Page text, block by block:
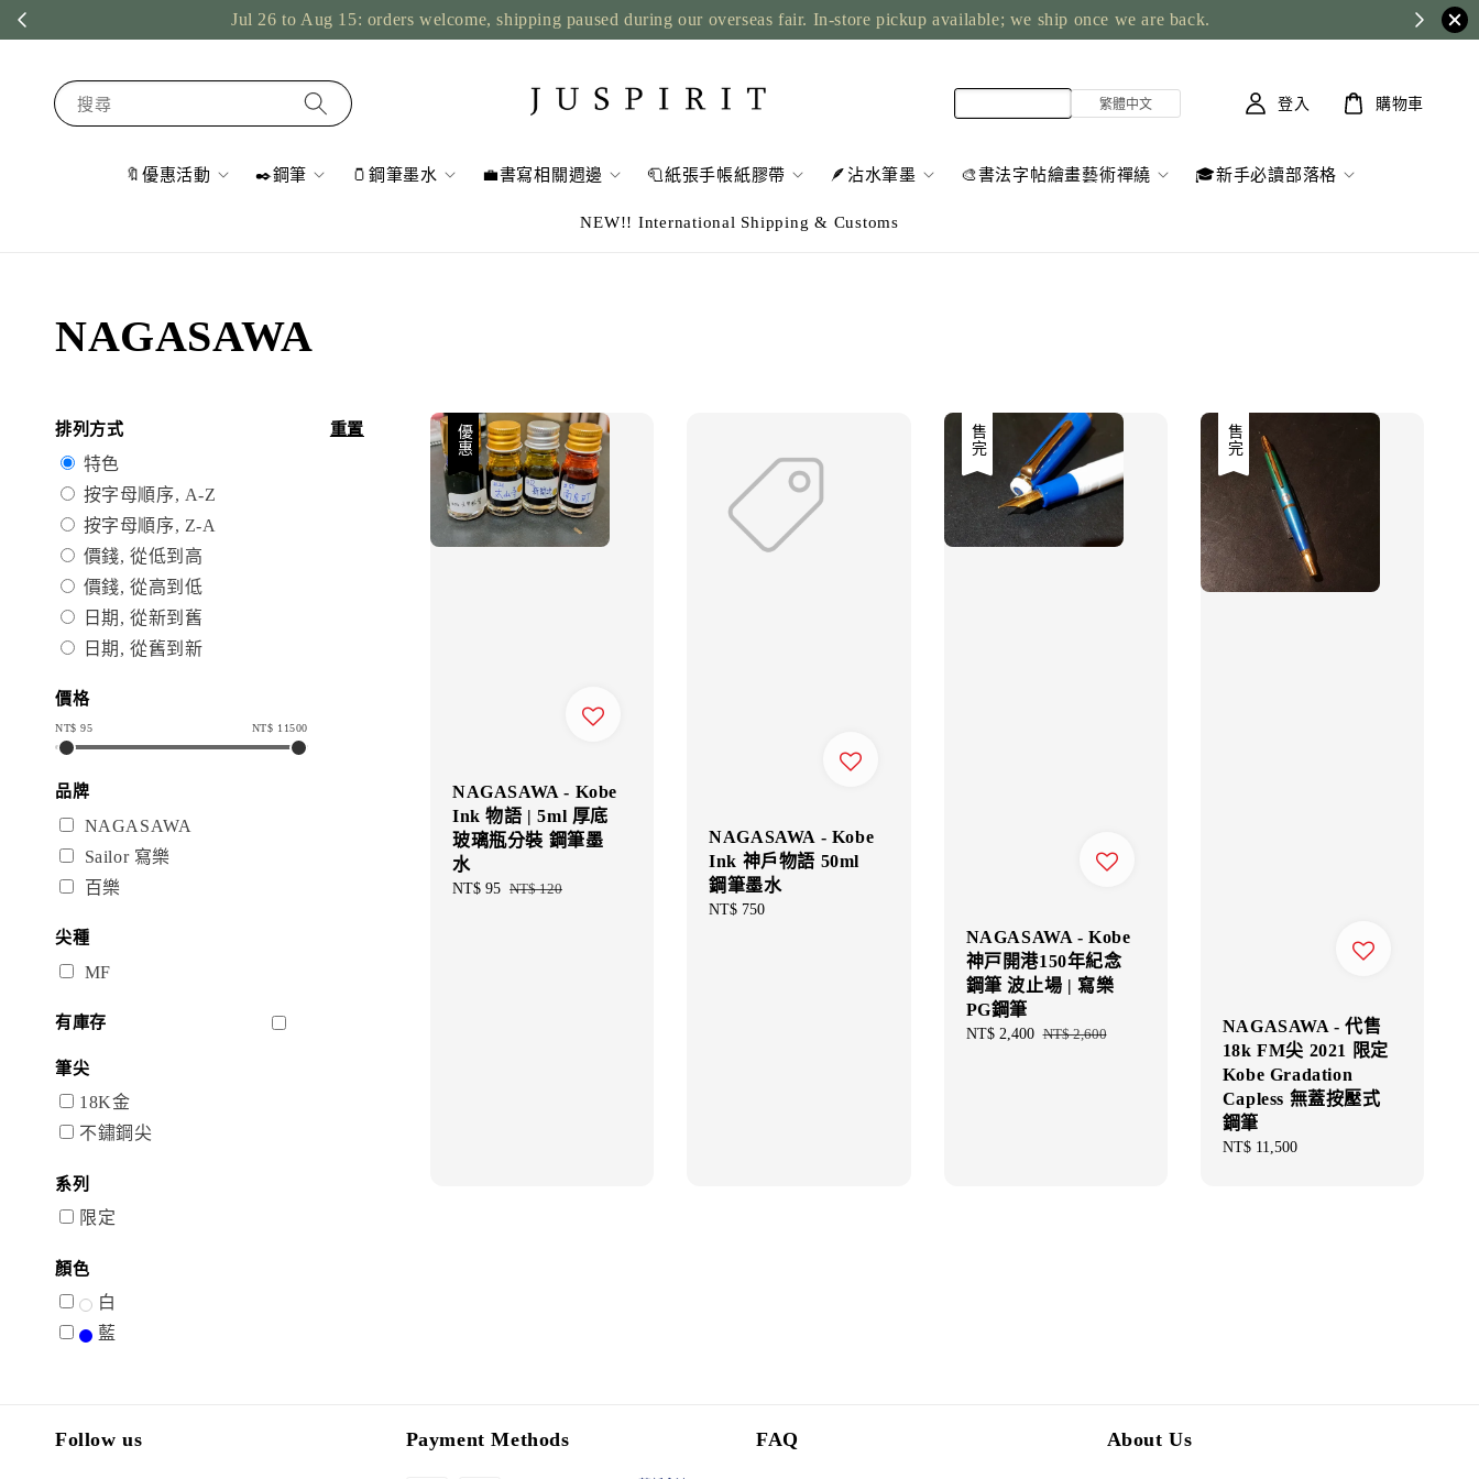
Jul 26 to Aug 15: orders welcome, shipping paused during our overseas fair. In-store pickup available; we ship once we are back.
搜尋
🔖優惠活動 ✒️鋼筆 🫙鋼筆墨水 💼書寫相關週邊 🧻紙張手帳紙膠帶 🪶沾水筆墨 🎨書法字帖繪畫藝術禪繞 🎓新手必讀部落格
NEW!! International Shipping & Customs
登入 購物車
NAGASAWA
排列方式 重置
特色
按字母順序, A-Z
按字母順序, Z-A
價錢, 從低到高
價錢, 從高到低
日期, 從新到舊
日期, 從舊到新
價格
NT$95 NT$ 11500
品牌
NAGASAWA
Sailor 寫樂
百樂
尖種
MF
有庫存
筆尖
18K金
不鏽鋼尖
系列
限定
顏色
白
藍
優惠
NAGASAWA - Kobe
Ink 物語 | 5ml 厚底
玻璃瓶分裝 鋼筆墨
水
Sale
NT$ 95 Regular
NT$ 120
NAGASAWA - Kobe
Ink 神戶物語 50ml
鋼筆墨水
Regular
NT$ 750
優惠
售完
NAGASAWA - Kobe
神戸開港150年紀念
鋼筆 波止場 | 寫樂
PG鋼筆
Sale
NT$ 2,400 Regular
NT$ 2,600
售完
NAGASAWA - 代售
18k FM尖 2021 限定
Kobe Gradation
Capless 無蓋按壓式
鋼筆
Regular
NT$ 11,500
Follow us Payment Methods FAQ About Us